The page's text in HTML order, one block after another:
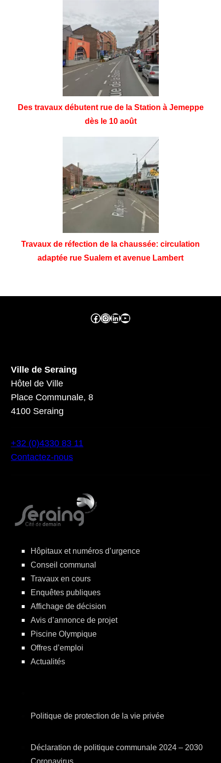
Des travaux débutent rue de la Station à Jemeppe
dès le 10 août
Travaux de réfection de la chaussée: circulation
adaptée rue Sualem et avenue Lambert
Facebook ville de seraing Instragram ville de seraing linkedin – ville de seraing YouTube
Ville de Seraing
Hôtel de Ville
Place Communale, 8
4100 Seraing
+32 (0)4330 83 11
Contactez-nous
Hôpitaux et numéros d’urgence
Conseil communal
Travaux en cours
Enquêtes publiques
Affichage de décision
Avis d’annonce de projet
Piscine Olympique
Offres d’emploi
Actualités
Politique de protection de la vie privée
Déclaration de politique communale 2024 – 2030
Coronavirus